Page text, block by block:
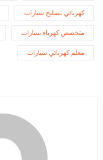
كهربائي تصليح سيارات
متخصص كهرباء سيارات
معلم كهربائي سيارات